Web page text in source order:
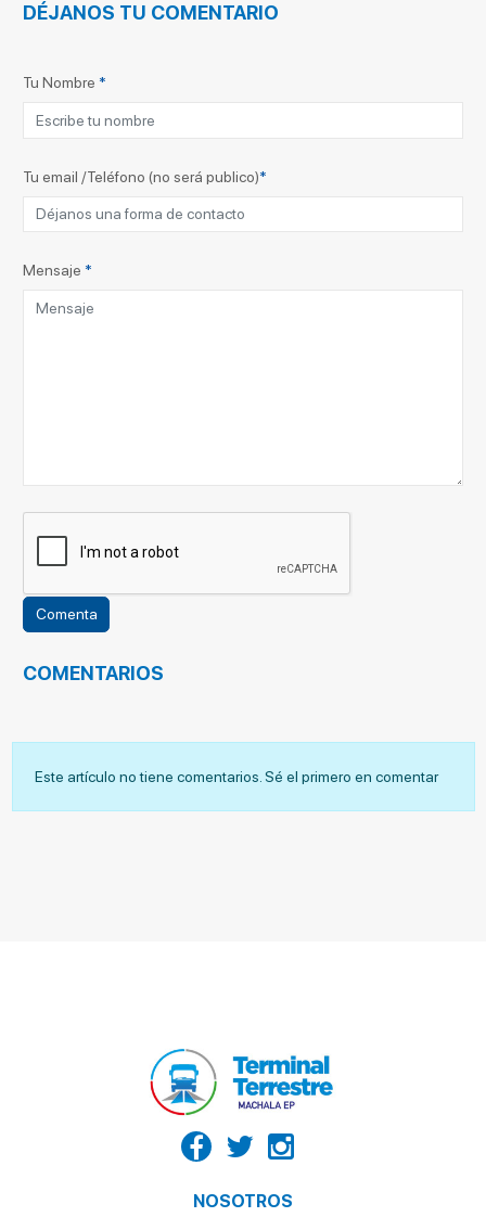
DÉJANOS TU COMENTARIO
Tu Nombre *
Tu email /Teléfono (no será publico)*
Mensaje *
COMENTARIOS
Este artículo no tiene comentarios. Sé el primero en comentar
NOSOTROS